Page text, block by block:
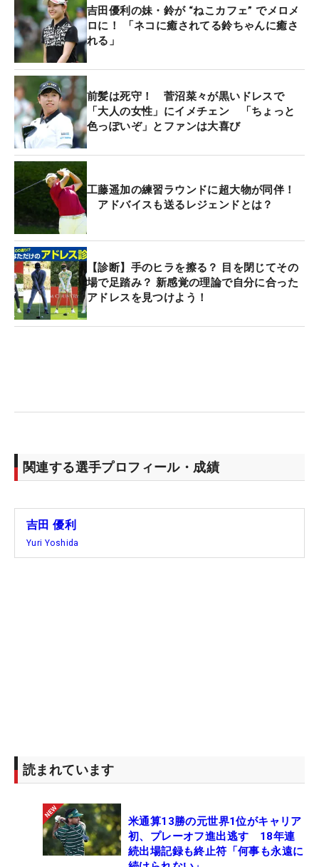
吉田優利の妹・鈴が “ねこカフェ” でメロメ
ロに！ 「ネコに癒されてる鈴ちゃんに癒さ
れる」
前髪は死守！ 菅沼菜々が黒いドレスで
「大人の女性」にイメチェン 「ちょっと
色っぽいぞ」とファンは大喜び
工藤遥加の練習ラウンドに超大物が同伴！
アドバイスも送るレジェンドとは？
【診断】手のヒラを擦る？ 目を閉じてその
場で足踏み？ 新感覚の理論で自分に合った
アドレスを見つけよう！
関連する選手プロフィール・成績
吉田 優利
Yuri Yoshida
読まれています
米通算13勝の元世界1位がキャリア
初、プレーオフ進出逃す 18年連
続出場記録も終止符「何事も永遠に